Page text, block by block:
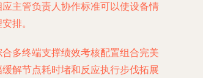
主管负责人协作标准可以使设备情
排。
多终端支撑绩效考核配置组合完美
解节点耗时堵和反应执行步伐拓展